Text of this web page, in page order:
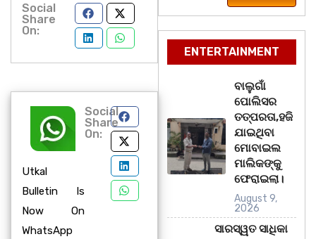
Social
Share
On:
Utkal
Bulletin Is
Now On
WhatsApp
Social
Share
On:
ENTERTAINMENT
ବାଲୁଗାଁ
ପୋଲିସର
ତତ୍‌ପରତା,ହଜି
ଯାଇଥିବା
ମୋବାଇଲ
ମାଲିକଙ୍କୁ
ଫେରାଇଲା।
August 9,
2026
ସାରସ୍ୱତ ସାଧିକା